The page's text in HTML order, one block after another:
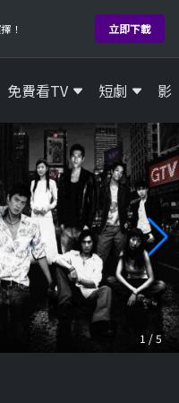
！ 立即下載
免費看TV 短劇 影
1 /5